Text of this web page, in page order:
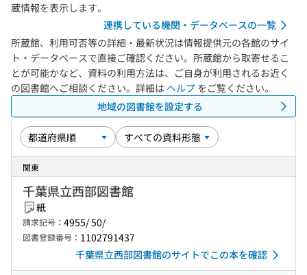
蔵情報を表示します。
連携している機関・データベースの一覧
所蔵館、利用可否等の詳細・最新状況は情報提供元の各館のサイ
ト・データベースで直接ご確認ください。所蔵館から取寄せるこ
とが可能かなど、資料の利用方法は、ご自身が利用されるお近く
の図書館へご相談ください。詳細は ヘルプ をご覧ください。
地域の図書館を設定する
関東
千葉県立西部図書館
紙
請求記号： 4955/ 50/
図書登録番号： 1102791437
千葉県立西部図書館のサイトでこの本を確認